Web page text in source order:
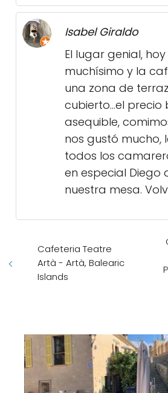
Isabel Giraldo
El lugar genial,
muchísimo y la
una zona de
cubierto...el
asequible,
nos gustó mucho,
todos los
en especial Diego
nuestra mesa.
Cafeteria Teatre
Artà - Artà, Balearic
Islands